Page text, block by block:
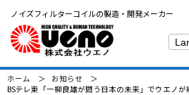
ノイズフィルターコイルの製造・開発メーカー
ホーム
お知らせ
BSテレ東「一柳良雄が問う日本の未来」でウエノが